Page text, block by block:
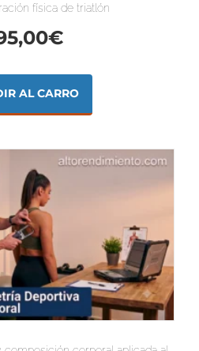
física de triatlón
€
AL CARRO